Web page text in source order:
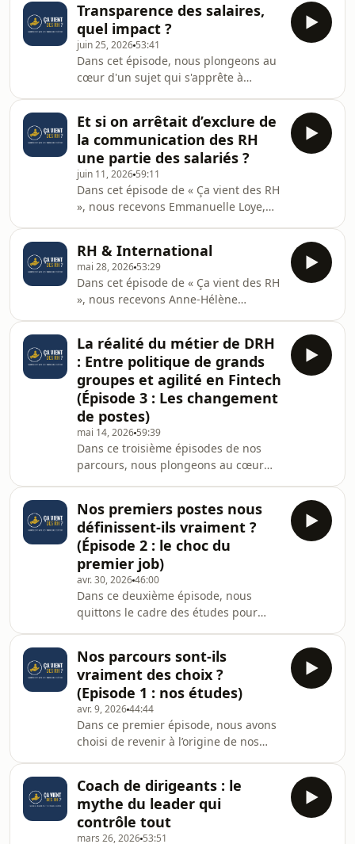
Transparence des salaires,
quel impact ?
juin 25, 2026 53:41
Dans cet épisode, nous plongeons au
cœur d'un sujet qui s'apprête à
transparence salariale.Alors que 84 %
des pays européens devront rendre le
reporting des écarts salariaux
obligatoire d’ici 2026, seules 7 % des
entreprises disposent aujourd'hui
d'une véritable stratégie en la
matière. Est-ce un sujet que les
entreprises subissent pa
Et si on arrêtait d’exclure de
la communication des RH
une partie des salariés ?
juin 11, 2026 59:11
Dans cet épisode de « Ça vient des RH
», nous recevons Emmanuelle Loye,
la communication interne depuis 20
ans.Aujourd'hui, 60 à 70 % des
salariés mondiaux n'ont pas accès à
un ordinateur au quotidien. Entre
l’infobésité générée par la
multiplication des outils (Slack,
Teams, e-mails) et l'isolement
numérique des travailleurs de
RH & International
mai 28, 2026 53:29
Dans cet épisode de « Ça vient des RH
», nous recevons Anne-Hélène
des sociétés internationales.Chaque
semaine, plus de 20 entreprises
étrangères s'implantent en France, et
aujourd'hui, un salarié sur huit
travaille pour une structure
internationale. Pourtant, derrière la
promesse de croissance se cache une
réalité complexe :
La réalité du métier de DRH
: Entre politique de grands
groupes et agilité en Fintech
(Épisode 3 : Les changement
de postes)
mai 14, 2026 59:39
Dans ce troisième épisodes de nos
parcours, nous plongeons au cœur
grandes maisons de luxe parisiennes
à l’effervescence des startups en
hypercroissance.L’objectif de cet
épisode est de lever le voile sur
"l'arrière-boutique" du métier, là où
les titres prestigieux se confrontent
parfois à une réalité opérationnelle
déconcer
Nos premiers postes nous
définissent-ils vraiment ?
(Épisode 2 : le choc du
premier job)
avr. 30, 202646:00
Dans ce deuxième épisode, nous
quittons le cadre des études pour
moment-là que les représentations se
confrontent à la réalité du
terrain.L’objectif de cet épisode est
simple : décrypter ce que ces
premières expériences disent
vraiment de la fonction RH… et de
nous-mêmes.L’épisode s’articule
autour de deux axes principaux :Le
choc
Nos parcours sont-ils
vraiment des choix ?
(Episode 1 : nos études)
avr. 9, 202644:44
Dans ce premier épisode, nous avons
choisi de revenir à l’origine de nos
avant même l’entrée dans le monde
des ressources humaines, nous
revenons sur les premières décisions
Coach de dirigeants : le
mythe du leader qui
contrôle tout
mars 26, 2026 53:51